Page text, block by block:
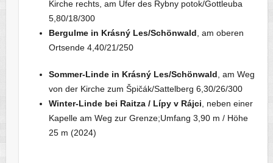
Kirche rechts, am Ufer des Rybny potok/Gottleuba
5,80/18/300
Bergulme in Krásný Les/Schönwald , am oberen
Ortsende 4,40/21/250
Sommer-Linde in Krásný Les/Schönwald , am Weg
von der Kirche zum Špičák/Sattelberg 6,30/26/300
Winter-Linde bei Raitza / Lípy v Rájci , neben einer
Kapelle am Weg zur Grenze;Umfang 3,90 m / Höhe
25 m (2024)